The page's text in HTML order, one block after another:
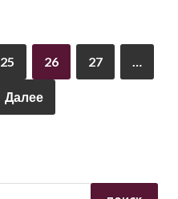
25 26 27 …
Далее